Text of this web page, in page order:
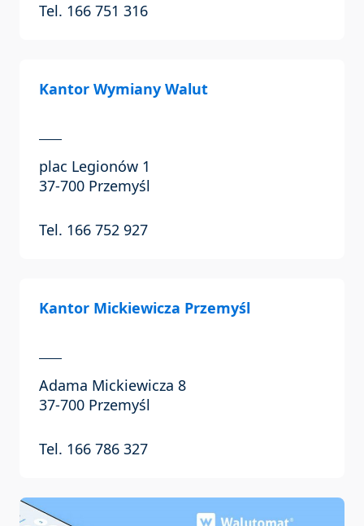
Tel. 166 751 316
Kantor Wymiany Walut
plac Legionów 1
37-700 Przemyśl
Tel. 166 752 927
Kantor Mickiewicza Przemyśl
Adama Mickiewicza 8
37-700 Przemyśl
Tel. 166 786 327